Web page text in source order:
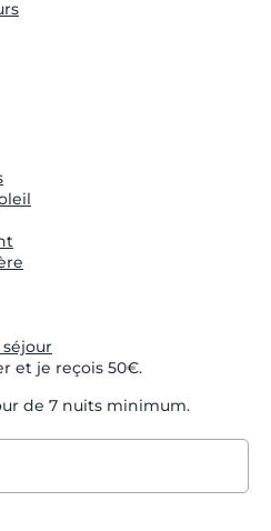
et je reçois 50€.
de 7 nuits minimum.